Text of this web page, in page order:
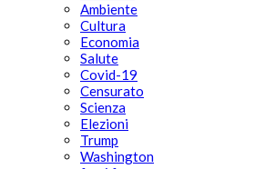
Ambiente
Cultura
Economia
Salute
Covid-19
Censurato
Scienza
Elezioni
Trump
Washington